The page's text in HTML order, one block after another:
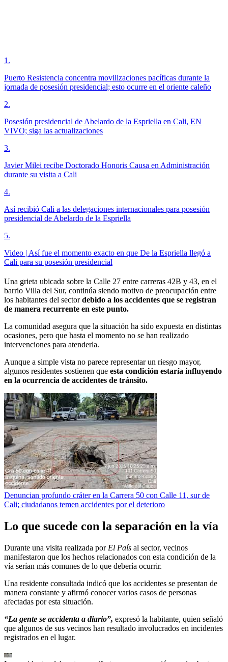
1 .
Puerto Resistencia concentra movilizaciones pacíficas durante la
jornada de posesión presidencial; esto ocurre en el oriente caleño
2.
Posesión presidencial de Abelardo de la Espriella en Cali, EN
VIVO; siga las actualizaciones
3.
Javier Milei recibe Doctorado Honoris Causa en Administración
durante su visita a Cali
4.
Así recibió Cali a las delegaciones internacionales para posesión
presidencial de Abelardo de la Espriella
5.
Video | Así fue el momento exacto en que De la Espriella llegó a
Cali para su posesión presidencial
Una grieta ubicada sobre la Calle 27 entre carreras 42B y 43, en el
barrio Villa del Sur, continúa siendo motivo de preocupación entre
los habitantes del sectordebido a los accidentes que se registran
de manera recurrente en este punto.
La comunidad asegura que la situación ha sido expuesta en distintas
ocasiones, pero que hasta el momento no se han realizado
intervenciones para atenderla.
Aunque a simple vista no parece representar un riesgo mayor,
algunos residentes sostienen que esta condición estaría influyendo
en la ocurrencia de accidentes de tránsito.
Denuncian profundo cráter en la Carrera 50 con Calle 11, sur de
Cali; ciudadanos temen accidentes por el deterioro
Lo que sucede con la separación en la vía
Durante una visita realizada por El País al sector, vecinos
manifestaron que los hechos relacionados con esta condición de la
vía serían más comunes de lo que debería ocurrir.
Una residente consultada indicó que los accidentes se presentan de
manera constante y afirmó conocer varios casos de personas
afectadas por esta situación.
“La gente se accidenta a diario”, expresó la habitante, quien señaló
que algunos de sus vecinos han resultado involucrados en incidentes
registrados en el lugar.